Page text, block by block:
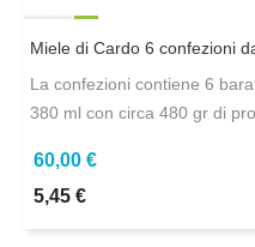
Miele di Cardo 6 confezioni
La confezioni contiene 6
380 ml con circa 480 gr di
60,00 €
5,45 €